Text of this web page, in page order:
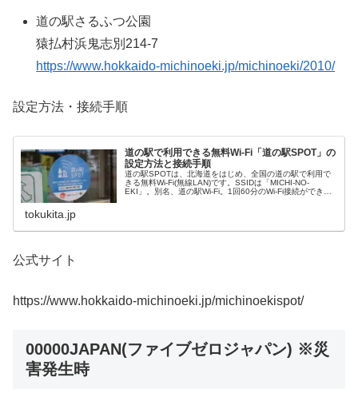
道の駅さるふつ公園
猿払村浜鬼志別214-7
https://www.hokkaido-michinoeki.jp/michinoeki/2010/
設定方法・接続手順
道の駅で利用できる無料Wi-Fi「道の駅SPOT」の
設定方法と接続手順
道の駅SPOTは、北海道をはじめ、全国の道の駅で利用で
きる無料Wi-Fi(無線LAN)です。SSIDは「MICHI-NO-
EKI」。別名、道の駅Wi-Fi。1回60分のWi-Fi接続ができ、
tokukita.jp
公式サイト
https://www.hokkaido-michinoeki.jp/michinoekispot/
00000JAPAN(ファイブゼロジャパン) ※災
害発生時